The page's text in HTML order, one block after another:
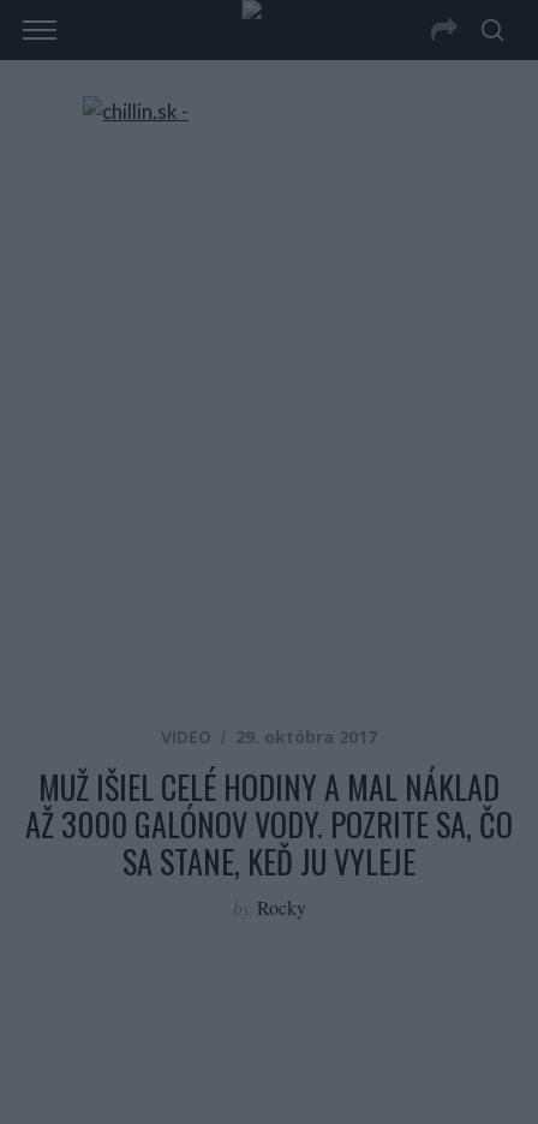
VIDEO 29. októbra 2017
MUŽ IŠIEL CELÉ HODINY A MAL NÁKLAD
AŽ 3000 GALÓNOV VODY. POZRITE SA, ČO
SA STANE, KEĎ JU VYLEJE
by Rocky